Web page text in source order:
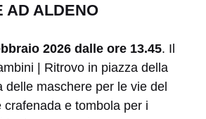
AD ALDENO
2026 dalle ore 13.45. Il
| Ritrovo in piazza della
delle maschere per le vie del
crafenada e tombola per i